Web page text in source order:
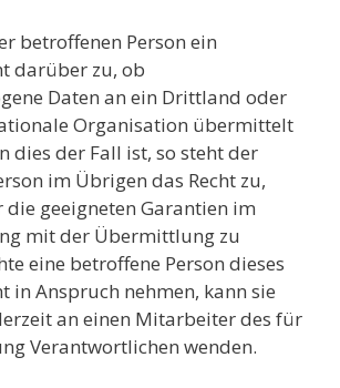
betroffenen Person ein
darüber zu, ob
Daten an ein Drittland oder
Organisation übermittelt
dies der Fall ist, so steht der
im Übrigen das Recht zu,
geeigneten Garantien im
mit der Übermittlung zu
eine betroffene Person dieses
in Anspruch nehmen, kann sie
an einen Mitarbeiter des für
Verantwortlichen wenden.